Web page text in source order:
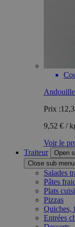
Prix :
9,52 € /
Voir le
Traiteur
Open
Close sub menu
Salades
Pâtes
Plats
Pizzas
Quiches,
Entrées